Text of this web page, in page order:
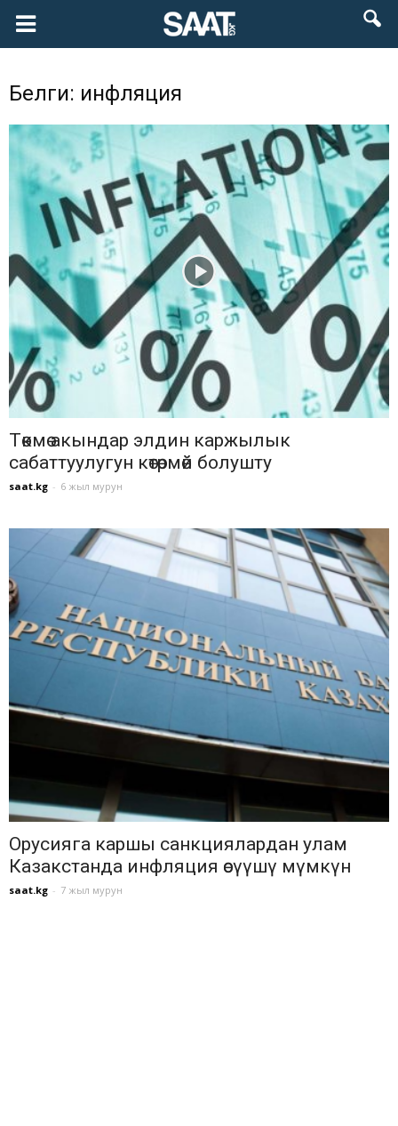
Белги: инфляция
Төкмө акындар элдин каржылык
сабаттуулугун көтөрмөй болушту
saat.kg - 6 жыл мурун
Орусияга каршы санкциялардан улам
Казакстанда инфляция өсүүшү мүмкүн
saat.kg - 7 жыл мурун